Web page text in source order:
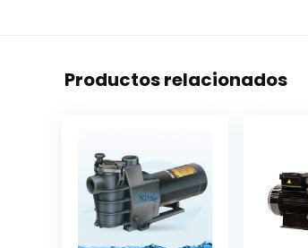
Productos relacionados